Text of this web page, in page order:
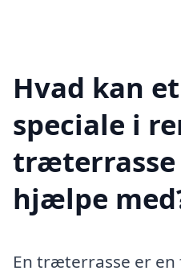
Hvad kan
speciale i
træterrasse
hjælpe
En træterrasse er